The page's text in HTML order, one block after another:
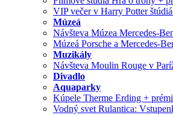
VIP večer v Harry Potter
Múzeá
Návšteva Múzea Mercedes-
Múzeá Porsche a Mercedes-
Muzikály
Návšteva Moulin Rouge v
Divadlo
Aquaparky
Kúpele Therme Erding +
Vodný svet Rulantica: